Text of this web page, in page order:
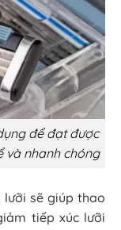
để đạt được
và nhanh chóng
lưỡi sẽ giúp thao
tiếp xúc lưỡi